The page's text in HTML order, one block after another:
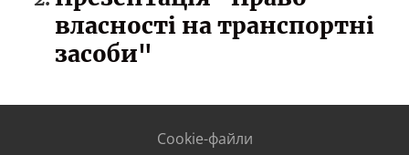
власності на транспортні
засоби"
Cookie-файли